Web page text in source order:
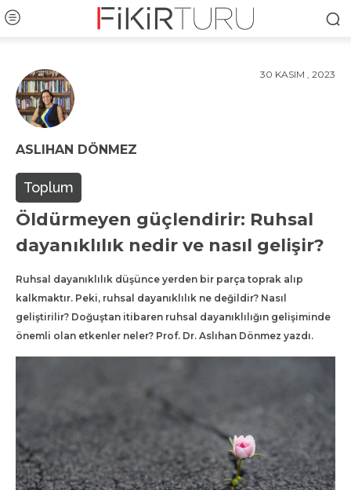
30 KASIM , 2023
ASLIHAN DÖNMEZ
Toplum
Öldürmeyen güçlendirir: Ruhsal
dayanıklılık nedir ve nasıl gelişir?
Ruhsal dayanıklılık düşünce yerden bir parça toprak alıp
kalkmaktır. Peki, ruhsal dayanıklılık ne değildir? Nasıl
geliştirilir? Doğuştan itibaren ruhsal dayanıklılığın gelişiminde
önemli olan etkenler neler? Prof. Dr. Aslıhan Dönmez yazdı.